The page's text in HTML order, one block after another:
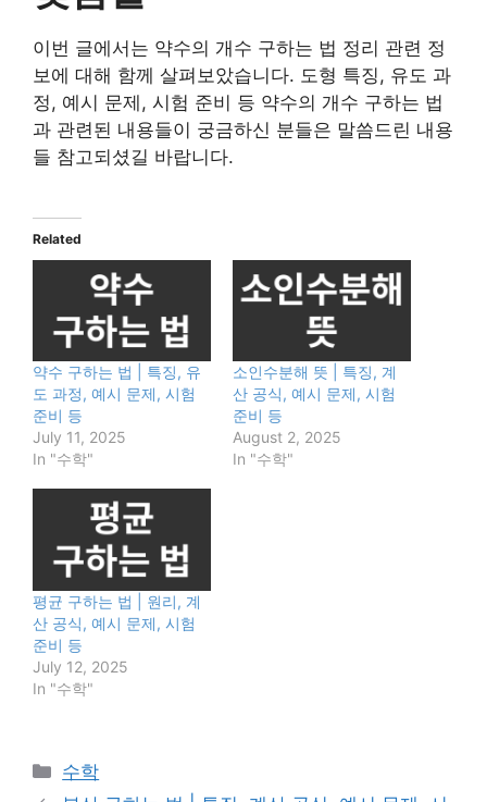
이번 글에서는 약수의 개수 구하는 법 정리 관련 정
보에 대해 함께 살펴보았습니다. 도형 특징, 유도 과
정, 예시 문제, 시험 준비 등 약수의 개수 구하는 법
과 관련된 내용들이 궁금하신 분들은 말씀드린 내용
들 참고되셨길 바랍니다.
Related
약수 구하는 법 | 특징, 유
도 과정, 예시 문제, 시험
준비 등
July 11, 2025
In "수학"
소인수분해 뜻 | 특징, 계
산 공식, 예시 문제, 시험
준비 등
August 2, 2025
In "수학"
평균 구하는 법 | 원리, 계
산 공식, 예시 문제, 시험
준비 등
July 12, 2025
In "수학"
Categories
수학